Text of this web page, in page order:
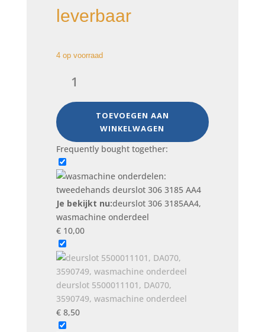
leverbaar
4 op voorraad
wasmachine
onderdeel
aantal
TOEVOEGEN AAN
WINKELWAGEN
Frequently bought together:
Je bekijkt nu:deurslot 306 3185AA4,
wasmachine onderdeel
€10,00
deurslot 5500011101, DA070,
3590749, wasmachine onderdeel
€8,50